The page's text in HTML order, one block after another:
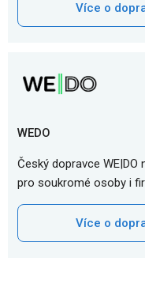
Více o
WEDO
Český dopravce
pro soukromé osoby i
Více o